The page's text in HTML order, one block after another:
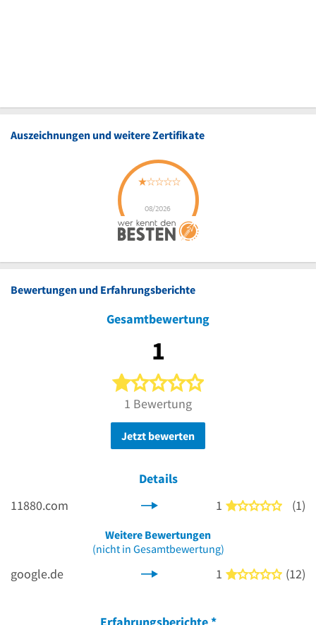
Auszeichnungen und weitere Zertifikate
Bewertungen und Erfahrungsberichte
Gesamtbewertung
1
1 von 5 Sternen
1 Bewertung
Jetzt bewerten
Details
11880.com
1 1 von
(1)
Weitere Bewertungen
(nicht in Gesamtbewertung)
google.de 1 1 von
(12)